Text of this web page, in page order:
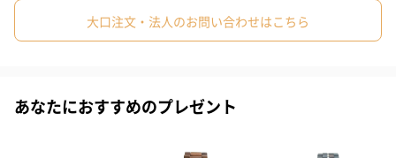
クラフト紙箱
商品本体重量
43g
大口注文・法人のお問い合わせはこちら
あなたにおすすめのプレゼント